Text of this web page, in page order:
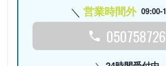
営業時間外 09:00-